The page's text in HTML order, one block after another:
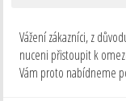
Vážení zákazníci, z
nuceni přistoupit k
Vám proto nabídneme